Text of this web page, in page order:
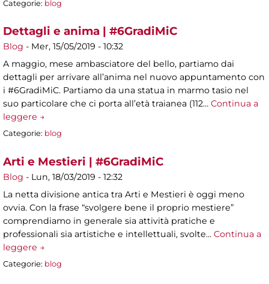
Categorie: blog
Dettagli e anima | #6GradiMiC
Blog - Mer, 15/05/2019 - 10:32
A maggio, mese ambasciatore del bello, partiamo dai
dettagli per arrivare all’anima nel nuovo appuntamento con
i #6GradiMiC. Partiamo da una statua in marmo tasio nel
suo particolare che ci porta all’età traianea (112… Continua a
leggere →
Categorie: blog
Arti e Mestieri | #6GradiMiC
Blog - Lun, 18/03/2019 - 12:32
La netta divisione antica tra Arti e Mestieri è oggi meno
ovvia. Con la frase “svolgere bene il proprio mestiere”
comprendiamo in generale sia attività pratiche e
professionali sia artistiche e intellettuali, svolte… Continua a
leggere →
Categorie: blog